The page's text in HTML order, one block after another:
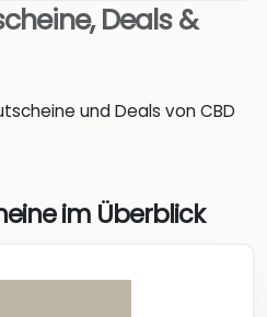
Deals &
und Deals von CBD
im Überblick